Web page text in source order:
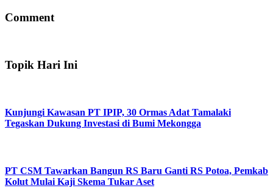
Comment
Topik Hari Ini
Kunjungi Kawasan PT IPIP, 30 Ormas Adat Tamalaki
Tegaskan Dukung Investasi di Bumi Mekongga
PT CSM Tawarkan Bangun RS Baru Ganti RS Potoa, Pemkab
Kolut Mulai Kaji Skema Tukar Aset